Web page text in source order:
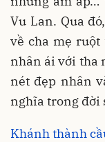
Vu Lan. Qua
về cha mẹ
nhân ái với tha
nét đẹp nhân
nghĩa trong đời
Khánh thành